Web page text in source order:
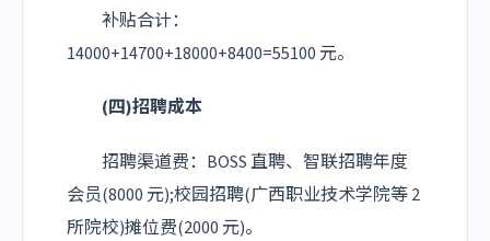
补贴合计：
14000+14700+18000+8400=55100 元。
(四)招聘成本
招聘渠道费：BOSS 直聘、智联招聘年度
会员(8000 元);校园招聘(广西职业技术学院等 2
所院校)摊位费(2000 元)。